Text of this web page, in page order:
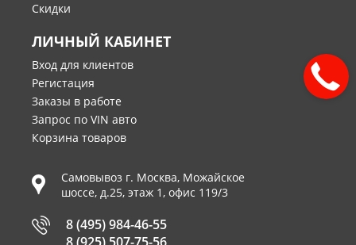
Скидки
ЛИЧНЫЙ КАБИНЕТ
Вход для клиентов
Регистация
Заказы в работе
Запрос по VIN авто
Корзина товаров
Самовывоз г. Москва, Можайское
шоссе, д.25, этаж 1, офис 119/3
8 (495) 984-46-55